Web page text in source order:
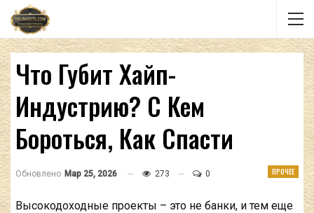
Что Губит Хайп-
Индустрию? С Кем
Бороться, Как Спасти
ПРОЧЕЕ
Обновлено Мар 25, 2026 273 0
Высокодоходные проекты – это не банки, и тем еще